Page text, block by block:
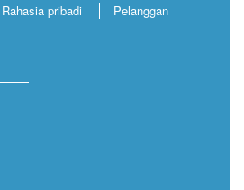
Rahasia pribadi Pelanggan